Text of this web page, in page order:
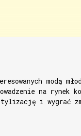
modą
na rynek
i wygrać